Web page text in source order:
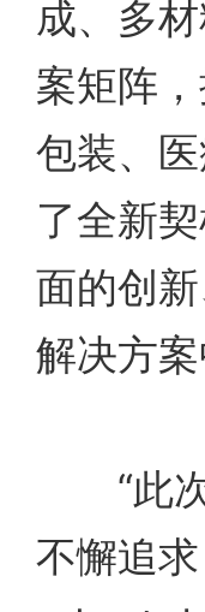
成、多
案矩阵
包装、
了全新
面的创
解决方案
“此次
不懈追